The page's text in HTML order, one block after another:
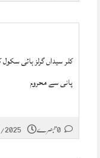
کلر سیداں گرلز ہائی
پانی سے محروم
2025